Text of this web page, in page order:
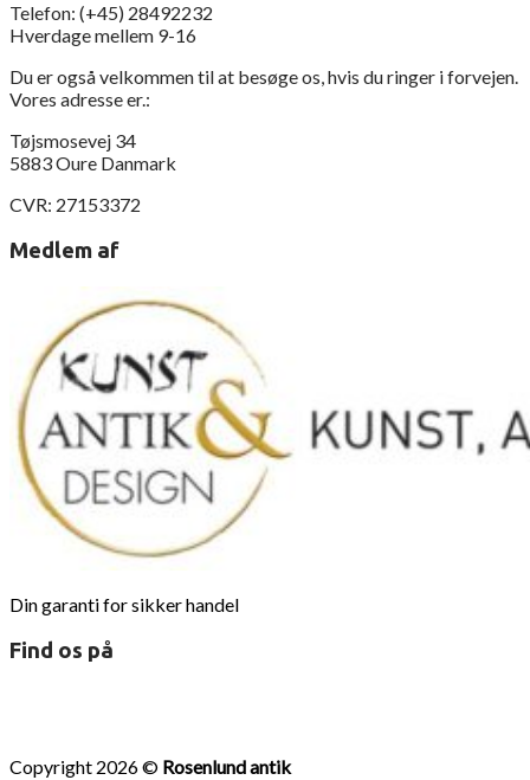
Telefon: (+45) 28492232
Hverdage mellem 9-16
Du er også velkommen til at besøge os, hvis du ringer i forvejen.
Vores adresse er.:
Tøjsmosevej 34
5883 Oure Danmark
CVR: 27153372
Medlem af
Din garanti for sikker handel
Find os på
Copyright 2026 © Rosenlund antik